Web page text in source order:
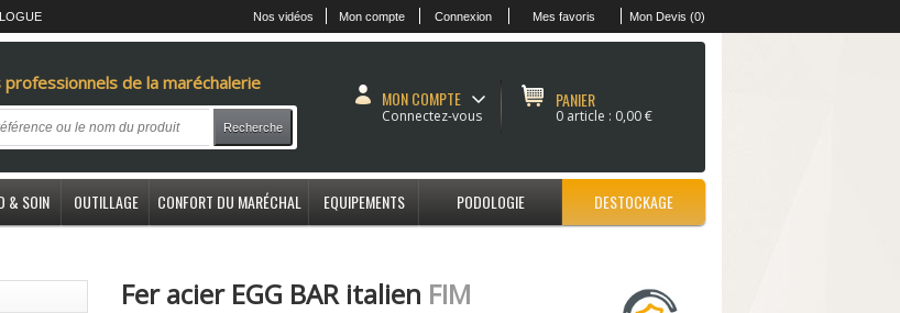
Nos vidéos Mon compte Connexion Mes favoris Mon Devis (0)
professionnels de la maréchalerie
Recherche
MON COMPTE
Connectez-vous
PANIER
0 article : 0,00 €
& SOIN OUTILLAGE CONFORT DU MARÉCHAL EQUIPEMENTS PODOLOGIE DESTOCKAGE
Fer acier EGG BAR italien FIM